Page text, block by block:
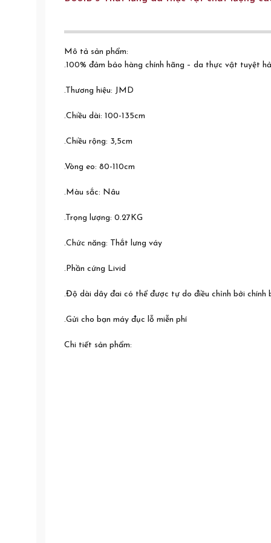
Mô tả sản phẩm:
.100% đảm bảo hàng chính hãng – da thực vật tuyệt
.Thương hiệu: JMD
.Chiều dài: 100-135cm
.Chiều rộng: 3,5cm
.Vòng eo: 80-110cm
.Màu sắc: Nâu
.Trọng lượng: 0.27KG
.Chức năng: Thắt lưng váy
.Phần cứng Livid
.Độ dài dây đai có thể được tự do điều chỉnh bởi chính
.Gửi cho bạn máy đục lỗ miễn phí
Chi tiết sản phẩm: